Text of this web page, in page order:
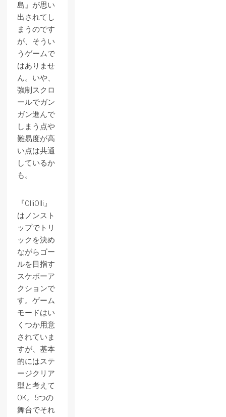
島』が思い
出されてし
まうのです
が、そうい
うゲームで
はありませ
ん。いや、
強制スクロ
ールでガン
ガン進んで
しまう点や
難易度が高
い点は共通
しているか
も。
『OlliOlli』
はノンスト
ップでトリ
ックを決め
ながらゴー
ルを目指す
スケボーア
クションで
す。ゲーム
モードはい
くつか用意
されていま
すが、基本
的にはステ
ージクリア
型と考えて
OK。5つの
舞台でそれ